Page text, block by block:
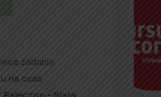
zadania
na czas